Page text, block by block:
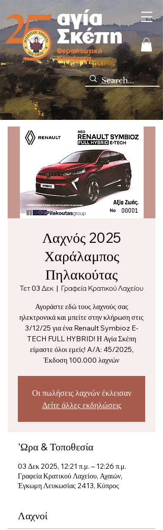
Λαχνός 2025
Χαράλαμπος
Πηλακούτας
Τετ 03 Δεκ
  |
Γραφεία Κρατικού Λαχείου
Αγοράστε εδώ τους λαχνούς σας
ηλεκτρονικά και μπείτε στην κλήρωση στις
3/12/25 για ένα Renault Symbioz E-
TECH FULL HYBRID! Η Αγία Σκέπη
είμαστε όλοι εμείς! A/Α: 45/2025,
Έκδοση 100.000 λαχνών
Οι πωλήσεις λαχνών έκλεισαν
Δείτε άλλες εκδηλώσεις
'Ωρα & Τοποθεσία
03 Δεκ 2025, 12:21 π.μ. – 12:26 π.μ.
Γραφεία Κρατικού Λαχείου, Αχαιών,
Έγκωμη Λευκωσίας 2413, Κύπρος
Λαχνοί